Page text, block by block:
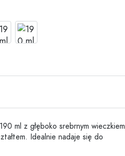
ml z głęboko srebrnym wieczkiem
Idealnie nadaje się do